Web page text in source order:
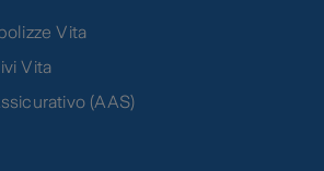
Vita
Vita
(AAS)